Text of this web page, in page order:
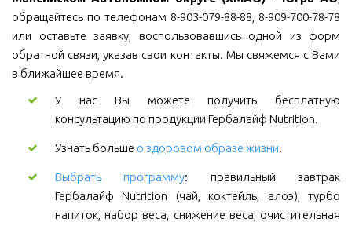
обращайтесь по телефонам 8-903-079-88-88, 8-909-700-78-78
или оставьте заявку, воспользовавшись одной из форм
обратной связи, указав свои контакты. Мы свяжемся с Вами
в ближайшее время.
У нас Вы можете получить бесплатную
консультацию по продукции Гербалайф Nutrition.
Узнать больше о здоровом образе жизни.
Выбрать программу: правильный завтрак
Гербалайф Nutrition (чай, коктейль, алоэ), турбо
напиток, набор веса, снижение веса, очистительная